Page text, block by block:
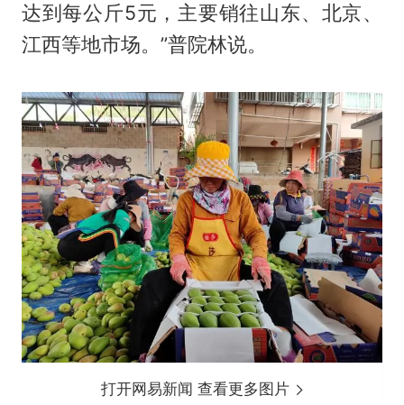
达到每公斤5元，主要销往山东、北京、
江西等地市场。”普院林说。
打开网易新闻 查看更多图片